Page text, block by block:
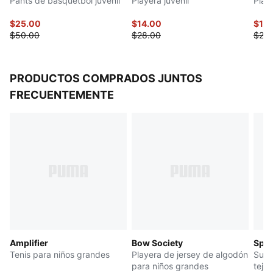
$25.00
$50.00
$14.00
$28.00
PRODUCTOS COMPRADOS JUNTOS
FRECUENTEMENTE
Amplifier
Tenis para niños grandes
Bow Society
Playera de jersey de algodón
para niños grandes